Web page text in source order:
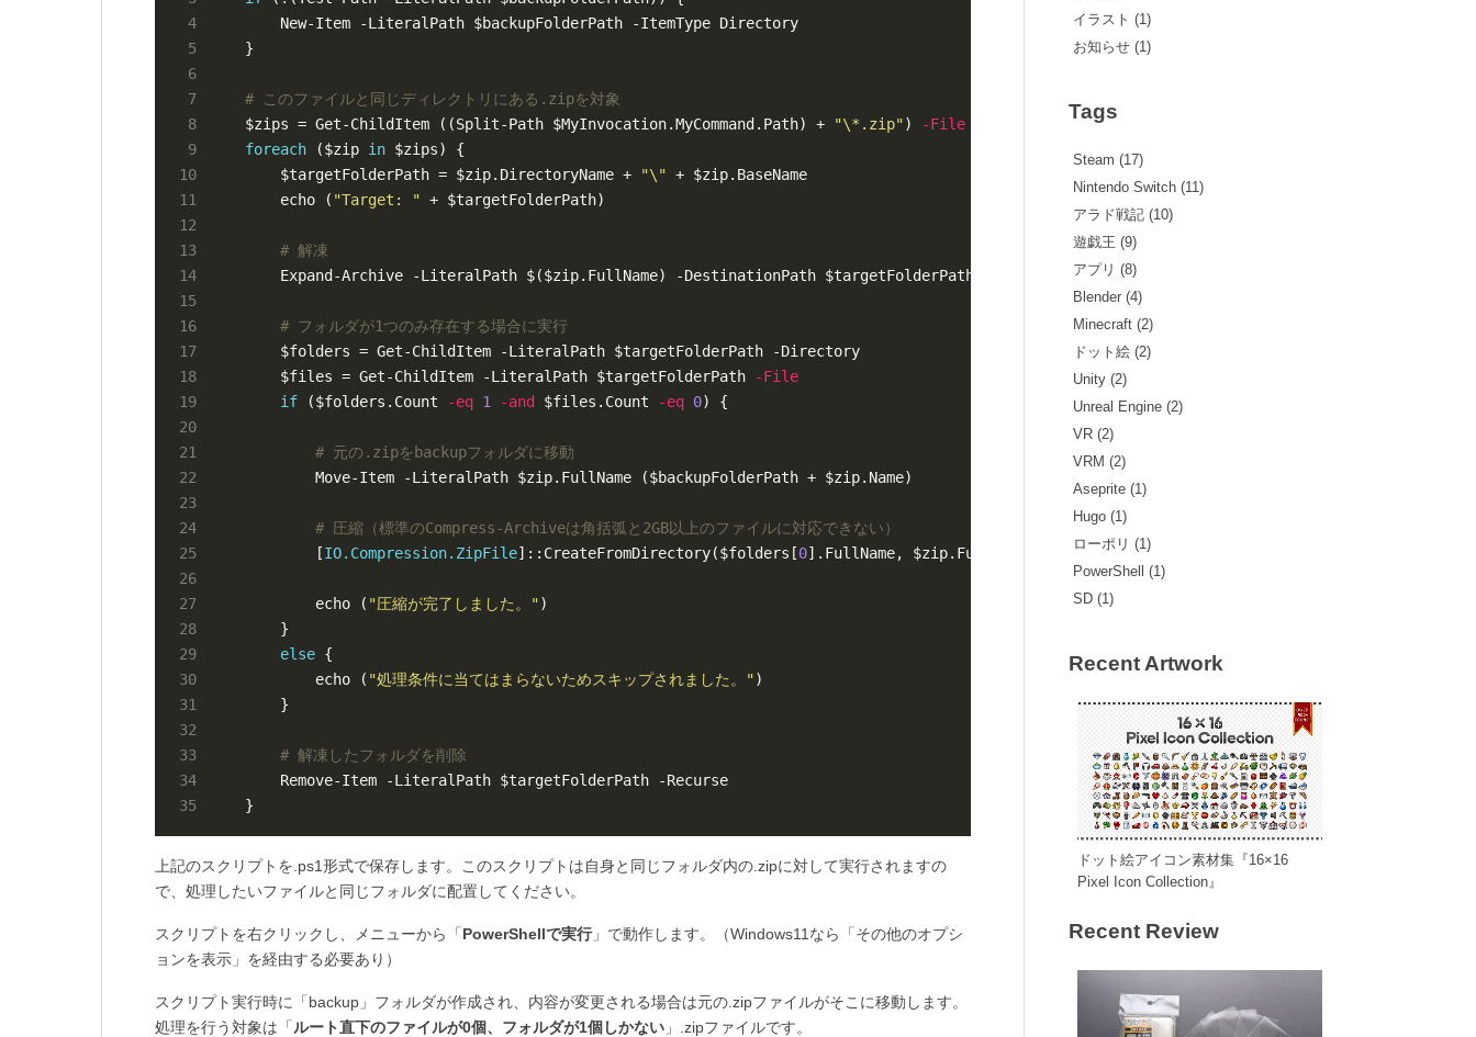
4
5
6
7
8
9
10
13
14
15
16
17
18
19
20
23
24
25
26
27
28
29
30
33
34
35
# このファイルと同じディレクトリにある.zipを対象
$zips = Get-ChildItem ((Split-Path $MyInvocation.MyCommand.Path) +
"\*.zip")
-File
foreach ($zip in
    $targetFolderPath = $zip.DirectoryName +
"\"
    echo (
"Target: "
# 解凍
# フォルダが1つのみ存在する場合に実行
    $files = Get-ChildItem -LiteralPath $targetFolderPath
-File
if ($folders.Count -eq 1 -and $files.Count -eq 0
# 元の.zipをbackupフォルダに移動
# 圧縮（標準のCompress-Archiveは角括弧と2GB以上のファイルに対応できない）
        [
IO.Compression.ZipFile]::CreateFromDirectory($folders[0
        echo (
"圧縮が完了しました。"
else
        echo (
"処理条件に当てはまらないためスキップされました。"
# 解凍したフォルダを削除
上記のスクリプトを.ps1形式で保存します。このスクリプトは自身と同じフォルダ内の.zipに対して実行されますの
で、処理したいファイルと同じフォルダに配置してください。
スクリプトを右クリックし、メニューから「PowerShellで実行」で動作します。（Windows11なら「その他のオプシ
ョンを表示」を経由する必要あり）
スクリプト実行時に「backup」フォルダが作成され、内容が変更される場合は元の.zipファイルがそこに移動します。
処理を行う対象は「ルート直下のファイルが0個、フォルダが1個しかない 」.zipファイルです。
イラスト (1)
お知らせ (1)
Tags
Steam (17)
Nintendo Switch (11)
アラド戦記 (10)
遊戯王 (9)
アプリ (8)
Blender (4)
Minecraft (2)
ドット絵 (2)
Unity (2)
Unreal Engine (2)
VR (2)
VRM (2)
Aseprite (1)
Hugo (1)
ローポリ (1)
PowerShell (1)
SD (1)
Recent Artwork
ドット絵アイコン素材集『16×16
Pixel Icon Collection』
Recent Review